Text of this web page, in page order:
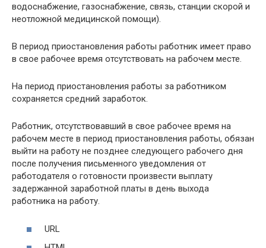
водоснабжение, газоснабжение, связь, станции скорой и
неотложной медицинской помощи).
В период приостановления работы работник имеет право
в свое рабочее время отсутствовать на рабочем месте.
На период приостановления работы за работником
сохраняется средний заработок.
Работник, отсутствовавший в свое рабочее время на
рабочем месте в период приостановления работы, обязан
выйти на работу не позднее следующего рабочего дня
после получения письменного уведомления от
работодателя о готовности произвести выплату
задержанной заработной платы в день выхода
работника на работу.
URL